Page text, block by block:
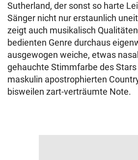
Sutherland, der sonst so harte
Sänger nicht nur erstaunlich
zeigt auch musikalisch
bedienten Genre durchaus
ausgewogen weiche, etwas
gehauchte Stimmfarbe des
maskulin apostrophierten
bisweilen zart-verträumte Note.